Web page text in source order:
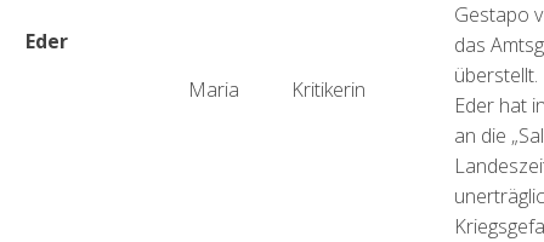
Eder
Maria
Kritikerin
Gestapo
das
Eder hat
an die